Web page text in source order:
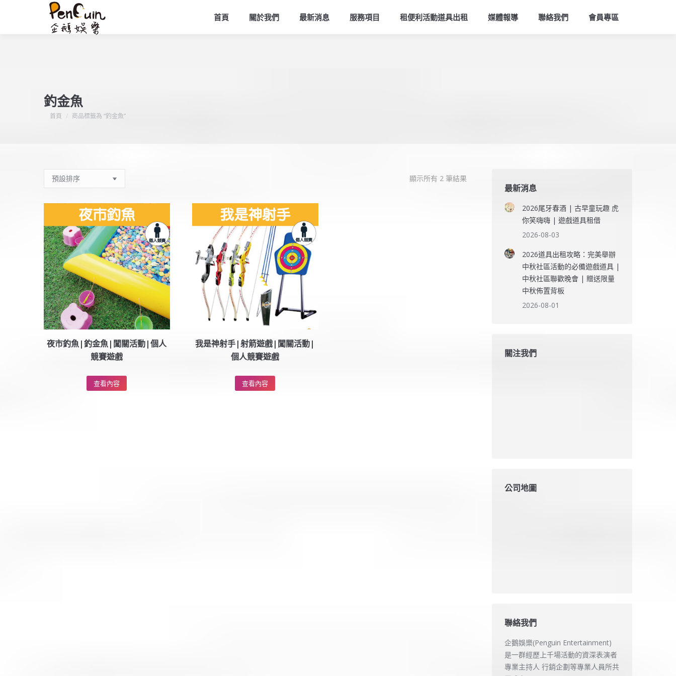
首頁 關於我們 最新消息 服務項目 租便利活動道具出租 媒體報導 聯絡我們 會員專區
釣金魚
您在這裡：
首頁 商品標籤為 “釣金魚”
顯示所有 2 筆結果
夜市釣魚|釣金魚|闖關活動|個人
競賽遊戲
查看內容
我是神射手|射箭遊戲|闖關活動|
個人競賽遊戲
查看內容
最新消息
2026尾牙春酒 | 古早童玩趣 虎
你笑嗨嗨 | 遊戲道具租借
2026-08-03
2026道具出租攻略：完美舉辦
中秋社區活動的必備遊戲道具 |
中秋社區聯歡晚會 | 贈送限量
中秋佈置背板
2026-08-01
關注我們
公司地圖
聯絡我們
企鵝娛樂(Penguin Entertainment)
是一群經歷上千場活動的資深表演者
專業主持人 行銷企劃等專業人員所共